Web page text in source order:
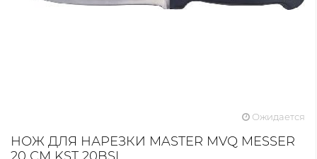
Ожидается
НОЖ ДЛЯ НАРЕЗКИ MASTER MVQ MESSER